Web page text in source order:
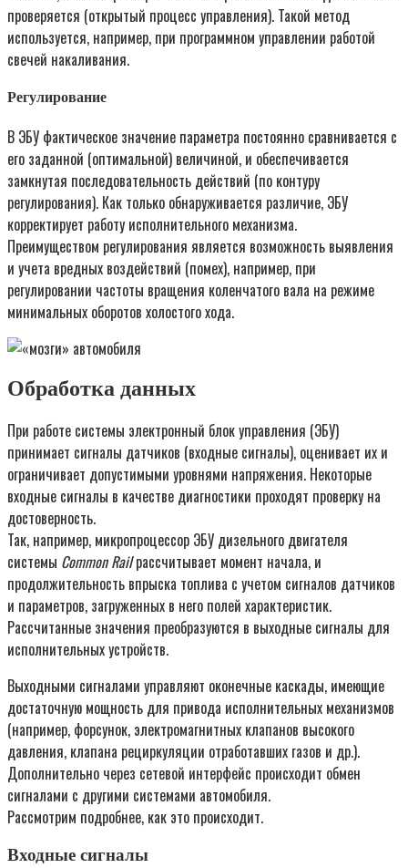
проверяется (открытый процесс управления). Такой метод
используется, например, при программном управлении работой
свечей накаливания.
Регулирование
В ЭБУ фактическое значение параметра постоянно сравнивается с
его заданной (оптимальной) величиной, и обеспечивается
замкнутая последовательность действий (по контуру
регулирования). Как только обнаруживается различие, ЭБУ
корректирует работу исполнительного механизма.
Преимуществом регулирования является возможность выявления
и учета вредных воздействий (помех), например, при
регулировании частоты вращения коленчатого вала на режиме
минимальных оборотов холостого хода.
Обработка данных
При работе системы электронный блок управления (ЭБУ)
принимает сигналы датчиков (входные сигналы), оценивает их и
ограничивает допустимыми уровнями напряжения. Некоторые
входные сигналы в качестве диагностики проходят проверку на
достоверность.
Так, например, микропроцессор ЭБУ дизельного двигателя
системы Common Railрассчитывает момент начала, и
продолжительность впрыска топлива с учетом сигналов датчиков
и параметров, загруженных в него полей характеристик.
Рассчитанные значения преобразуются в выходные сигналы для
исполнительных устройств.
Выходными сигналами управляют оконечные каскады, имеющие
достаточную мощность для привода исполнительных механизмов
(например, форсунок, электромагнитных клапанов высокого
давления, клапана рециркуляции отработавших газов и др.).
Дополнительно через сетевой интерфейс происходит обмен
сигналами с другими системами автомобиля.
Рассмотрим подробнее, как это происходит.
Входные сигналы